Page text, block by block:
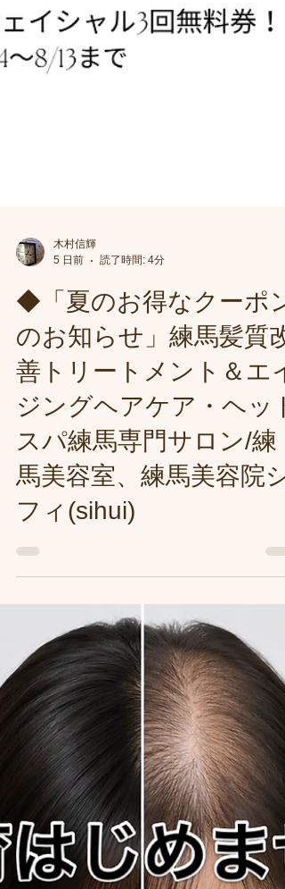
木村信輝
5 日前
読了時間: 4分
◆「夏のお得なクーポン
のお知らせ」練馬髪質改
善トリートメント＆エイ
ジングヘアケア・ヘッド
スパ練馬専門サロン/練
馬美容室、練馬美容院シ